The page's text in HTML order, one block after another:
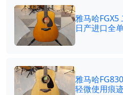
雅马哈FGX5
日产进口全
雅马哈
轻微使用痕